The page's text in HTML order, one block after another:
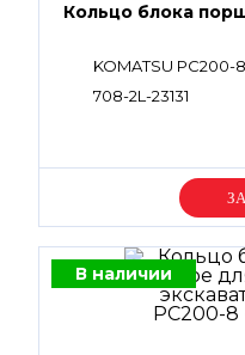
Кольцо блока
KOMATSU PC200-8
708-2L-23131
В наличии